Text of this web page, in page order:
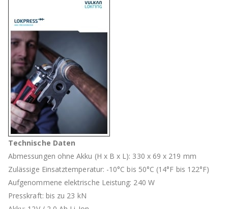
Technische Daten
Abmessungen ohne Akku (H x B x L): 330 x 69 x 219 mm
Zulässige Einsatztemperatur: -10°C bis 50°C (14°F bis 122°F)
Aufgenommene elektrische Leistung: 240 W
Presskraft: bis zu 23 kN